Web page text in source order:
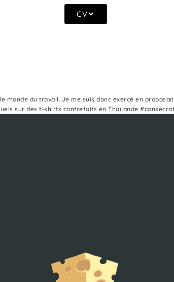
CV
monde du travail. Je me suis donc exercé en
sur des t-shirts contrefaits en Thaïlande